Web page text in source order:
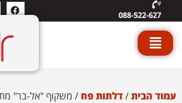
088-522-627
עמוד הבית/דלתות פח / משקוף "אל-בר"